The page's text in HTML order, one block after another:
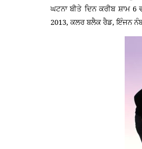
ਘਟਨਾ ਬੀਤੇ ਦਿਨ ਕਰੀਬ ਸ਼ਾਮ 6
2013, ਕਲਰ ਬਲੈਕ ਰੈਡ,ਇੰਜਨ